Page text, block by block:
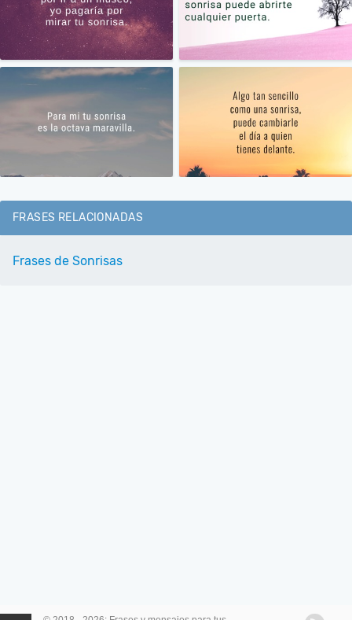
FRASES RELACIONADAS
Frases de Sonrisas